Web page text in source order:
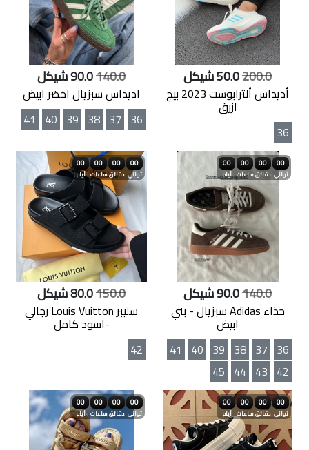
200.0
أديداس ألترابوست 2023 بيج
ازرق
36
140.0
اديداس سبزيال اخضر ابيض
36
37
38
39
40
41
00
أيام
00
ساعات
00
دقائق
00
ثواني
140.0
حذاء Adidas سبزيال - بني
ابيض
36
37
38
39
40
41
42
43
44
45
00
أيام
00
ساعات
00
دقائق
00
ثواني
150.0
سليبر Louis Vuitton رجالي
-اسود كامل
42
00
أيام
00
ساعات
00
دقائق
00
ثواني
00
أيام
00
ساعات
00
دقائق
00
ثواني